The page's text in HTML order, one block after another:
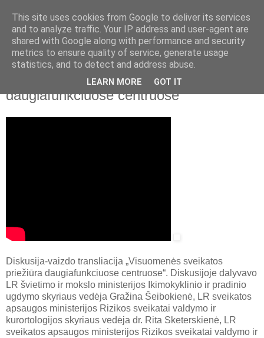
2014 m. lapkričio 5 d., trečiadienis
Visuomenės sveikatos priežiūra
daugiafunkciuose centruose
Diskusija-vaizdo transliacija „Visuomenės sveikatos
priežiūra daugiafunkciuose centruose“. Diskusijoje dalyvavo
LR švietimo ir mokslo ministerijos Ikimokyklinio ir pradinio
ugdymo skyriaus vedėja Gražina Šeibokienė, LR sveikatos
apsaugos ministerijos Rizikos sveikatai valdymo ir
kurortologijos skyriaus vedėja dr. Rita Sketerskienė, LR
sveikatos apsaugos ministerijos Rizikos sveikatai valdymo ir
This site uses cookies from Google to deliver its services
and to analyze traffic. Your IP address and user-agent are
shared with Google along with performance and security
metrics to ensure quality of service, generate usage
statistics, and to detect and address abuse.
LEARN MORE GOT IT